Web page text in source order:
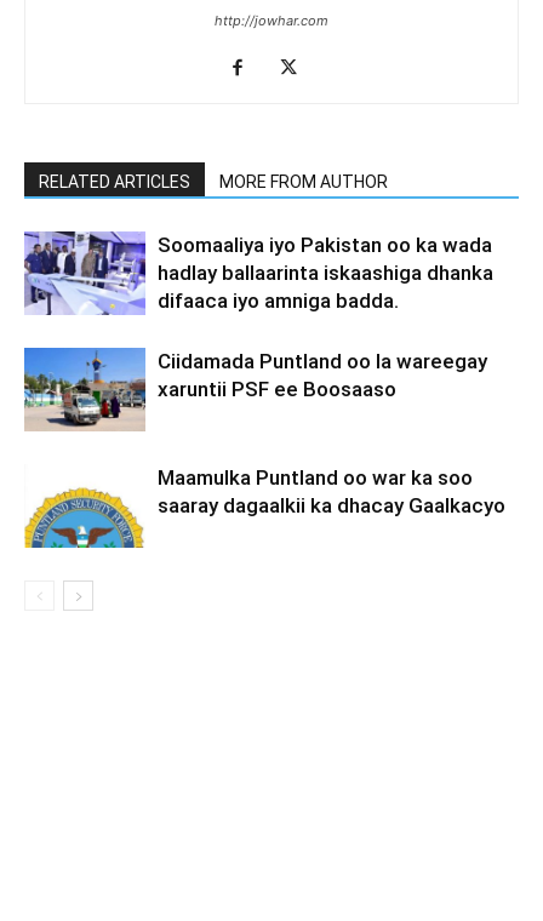
http://jowhar.com
RELATED ARTICLES MORE FROM AUTHOR
Soomaaliya iyo Pakistan oo ka wada
hadlay ballaarinta iskaashiga dhanka
difaaca iyo amniga badda.
Ciidamada Puntland oo la wareegay
xaruntii PSF ee Boosaaso
Maamulka Puntland oo war ka soo
saaray dagaalkii ka dhacay Gaalkacyo